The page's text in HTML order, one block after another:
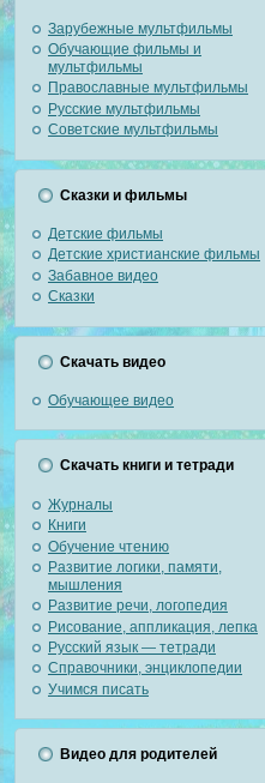
Зарубежные мультфильмы
Обучающие фильмы и
мультфильмы
Православные мультфильмы
Русские мультфильмы
Советские мультфильмы
Сказки и фильмы
Детские фильмы
Детские христианские фильмы
Забавное видео
Сказки
Скачать видео
Обучающее видео
Скачать книги и тетради
Журналы
Книги
Обучение чтению
Развитие логики, памяти,
мышления
Развитие речи, логопедия
Рисование, аппликация, лепка
Русский язык — тетради
Справочники, энциклопедии
Учимся писать
Видео для родителей